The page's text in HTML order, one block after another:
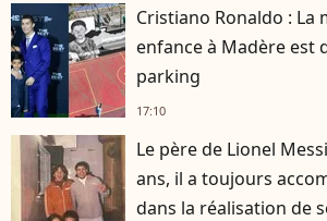
Cristiano Ronaldo : La
enfance à Madère est
parking
17:10
Le père de Lionel
ans, il a toujours
dans la réalisation de